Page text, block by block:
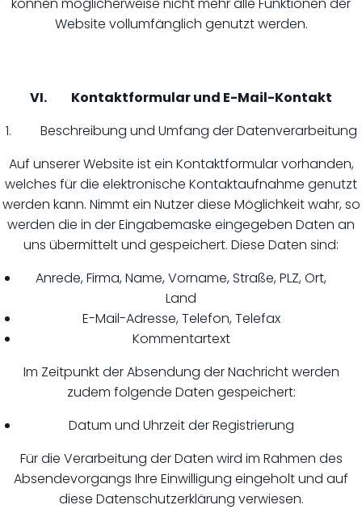
Website vollumfänglich genutzt werden.
VI. Kontaktformular und E-Mail-Kontakt
1. Beschreibung und Umfang der Datenverarbeitung
Auf unserer Website ist ein Kontaktformular vorhanden,
welches für die elektronische Kontaktaufnahme genutzt
werden kann. Nimmt ein Nutzer diese Möglichkeit wahr, so
werden die in der Eingabemaske eingegeben Daten an
uns übermittelt und gespeichert. Diese Daten sind:
Anrede, Firma, Name, Vorname, Straße, PLZ, Ort,
Land
E-Mail-Adresse, Telefon, Telefax
Kommentartext
Im Zeitpunkt der Absendung der Nachricht werden
zudem folgende Daten gespeichert:
Datum und Uhrzeit der Registrierung
Für die Verarbeitung der Daten wird im Rahmen des
Absendevorgangs Ihre Einwilligung eingeholt und auf
diese Datenschutzerklärung verwiesen.